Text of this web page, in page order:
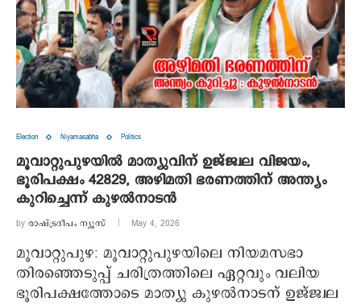
Election Niyamasabha Politics
മൂവാറ്റുപുഴയില്‍ മാത്യുവിന് ഉജ്ജ്വല വിജയം,
ഭൂരിപക്ഷം 42829, അഴിമതി ഭരണത്തിന് അന്ത്യം
കുറിച്ചെന്ന് കുഴല്‍നാടന്‍
by രാഷ്ട്രദീപം ന്യൂസ്‌ May 4, 2026
മൂവാറ്റുപുഴ: മൂവാറ്റുപുഴയിലെ നിയമസഭാ
തിരഞ്ഞെടുപ്പ് ചരിത്രത്തിലെ ഏറ്റവും വലിയ
ഭൂരിപക്ഷത്തോടെ മാത്യു കുഴല്‍നാടന് ഉജ്ജ്വല